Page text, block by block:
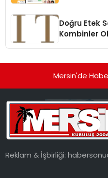
Doğru Etek
Kombinler
Mersin'de
Reklam & İşbirliği: